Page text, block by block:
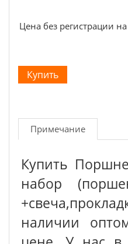
Цена без регистрации на
Примечание
Купить
набор
наличии